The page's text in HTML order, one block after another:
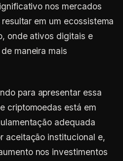
nos mercados
em um ecossistema
onde ativos digitais e
maneira mais
para apresentar essa
criptomoedas está em
adequada
aceitação institucional e,
nos investimentos